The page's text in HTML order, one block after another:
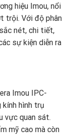
hiệu Imou, nổi
trội. Với độ phân
nét, chi tiết,
sự kiện diễn ra
Imou IPC-
hình trụ
vực quan sát.
mỹ cao mà còn